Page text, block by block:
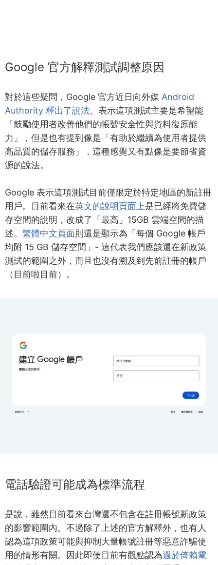
Google 官方解釋測試調整原因
對於這些疑問，Google 官方近日向外媒 Android
Authority 釋出了說法。表示這項測試主要是希望能
「鼓勵使用者改善他們的帳號安全性與資料復原能
力」，但是也有提到像是「有助於繼續為使用者提供
高品質的儲存服務」，這種感覺又有點像是要節省資
源的說法。
Google 表示這項測試目前僅限定於特定地區的新註冊
用戶。目前看來在英文的說明頁面上是已經將免費儲
存空間的說明，改成了「最高」15GB 雲端空間的描
述。 繁體中文頁面則還是顯示為「每個 Google 帳戶
均附 15 GB 儲存空間」- 這代表我們應該還在新政策
測試的範圍之外，而且也沒有溯及到先前註冊的帳戶
（目前啦目前）。
電話驗證可能成為標準流程
是說，雖然目前看來台灣還不包含在註冊帳號新政策
的影響範圍內。不過除了上述的官方解釋外，也有人
認為這項政策可能與抑制大量帳號註冊等惡意詐騙使
用的情形有關。因此即便目前有觀點認為過於倚賴電